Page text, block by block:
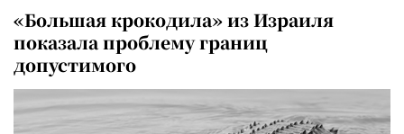
«Большая крокодила» из Израиля
показала проблему границ
допустимого